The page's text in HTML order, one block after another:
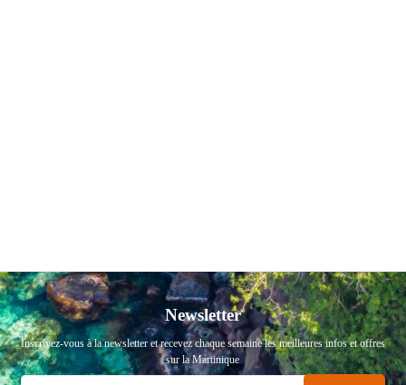
Newsletter
Inscrivez-vous à la newsletter et recevez chaque semaine les meilleures infos et offres
sur la Martinique